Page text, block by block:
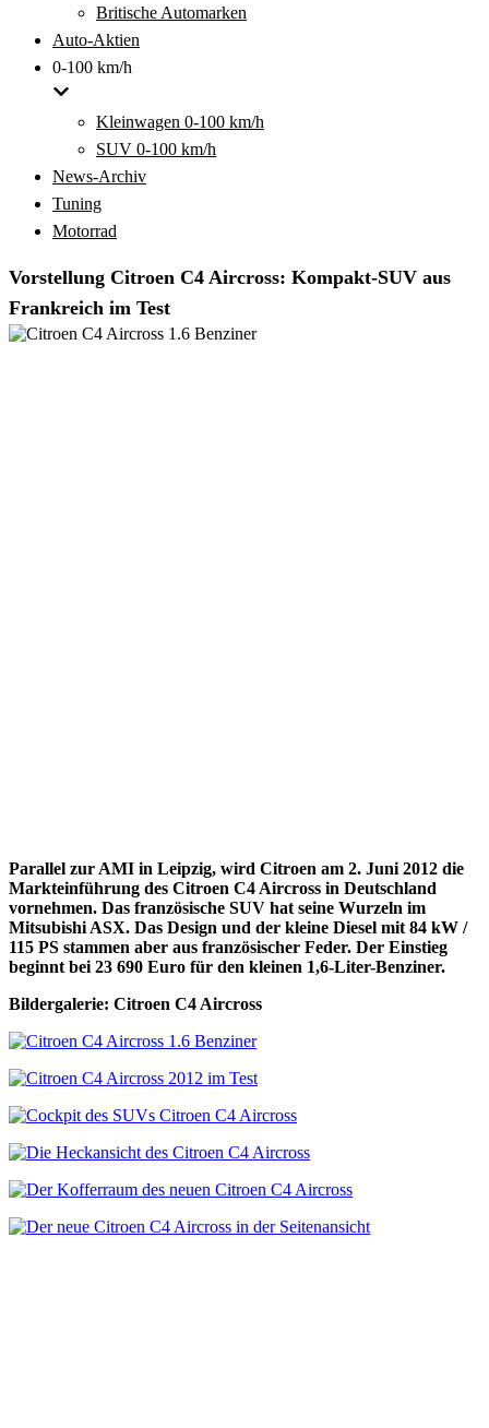
Britische Automarken
Auto-Aktien
0-100 km/h
Kleinwagen 0-100 km/h
SUV 0-100 km/h
News-Archiv
Tuning
Motorrad
Vorstellung Citroen C4 Aircross: Kompakt-SUV aus
Frankreich im Test
Parallel zur AMI in Leipzig, wird Citroen am 2. Juni 2012 die
Markteinführung des Citroen C4 Aircross in Deutschland
vornehmen. Das französische SUV hat seine Wurzeln im
Mitsubishi ASX. Das Design und der kleine Diesel mit 84 kW /
115 PS stammen aber aus französischer Feder. Der Einstieg
beginnt bei 23 690 Euro für den kleinen 1,6-Liter-Benziner.
Bildergalerie: Citroen C4 Aircross